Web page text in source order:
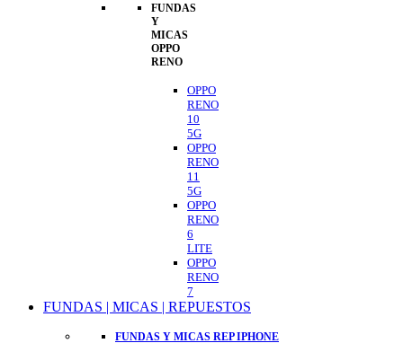
FUNDAS
Y
MICAS
OPPO
RENO
OPPO
RENO
10
5G
OPPO
RENO
11
5G
OPPO
RENO
6
LITE
OPPO
RENO
7
FUNDAS | MICAS | REPUESTOS
FUNDAS Y MICAS REP IPHONE